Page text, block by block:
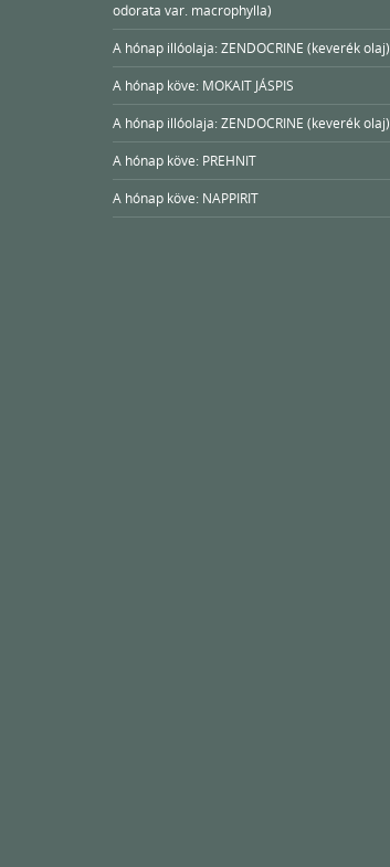
odorata var. macrophylla)
A hónap illóolaja: ZENDOCRINE (keverék olaj)
A hónap köve: MOKAIT JÁSPIS
A hónap illóolaja: ZENDOCRINE (keverék olaj)
A hónap köve: PREHNIT
A hónap köve: NAPPIRIT